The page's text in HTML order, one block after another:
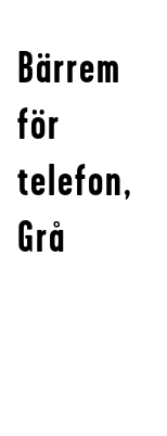
Bärrem
för
telefon,
Grå